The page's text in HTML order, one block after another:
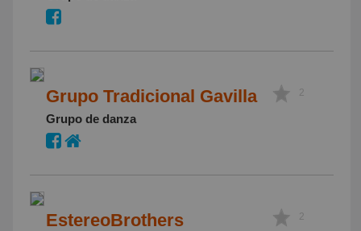
Grupo Tradicional Gavilla
Grupo de danza
2
EstereoBrothers 2